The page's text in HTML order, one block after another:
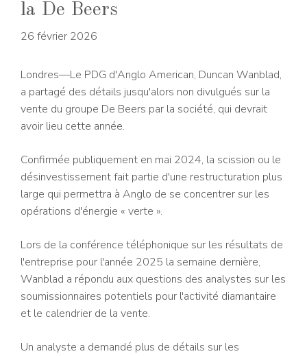
la De Beers
26 février 2026
Londres—Le PDG d'Anglo American, Duncan Wanblad,
a partagé des détails jusqu'alors non divulgués sur la
vente du groupe De Beers par la société, qui devrait
avoir lieu cette année.
Confirmée publiquement en mai 2024, la scission ou le
désinvestissement fait partie d'une restructuration plus
large qui permettra à Anglo de se concentrer sur les
opérations d'énergie « verte ».
Lors de la conférence téléphonique sur les résultats de
l'entreprise pour l'année 2025 la semaine dernière,
Wanblad a répondu aux questions des analystes sur les
soumissionnaires potentiels pour l'activité diamantaire
et le calendrier de la vente.
Un analyste a demandé plus de détails sur les